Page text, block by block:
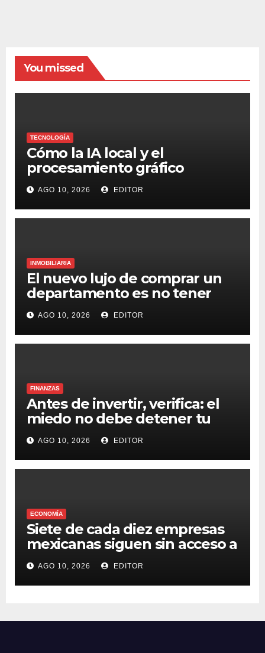
You missed
TECNOLOGÍA
Cómo la IA local y el
procesamiento gráfico
avanzado están cambiando la
experiencia de los estudiantes
mexicanos
AGO 10, 2026 EDITOR
INMOBILIARIA
El nuevo lujo de comprar un
departamento es no tener
que salir del edificio para vivir
mejor
AGO 10, 2026 EDITOR
FINANZAS
Antes de invertir, verifica: el
miedo no debe detener tu
patrimonio, los fraudes sí
AGO 10, 2026 EDITOR
ECONOMÍA
Siete de cada diez empresas
mexicanas siguen sin acceso a
crédito formal: la brecha que
la tecnología financiera puede
cerrar
AGO 10, 2026 EDITOR